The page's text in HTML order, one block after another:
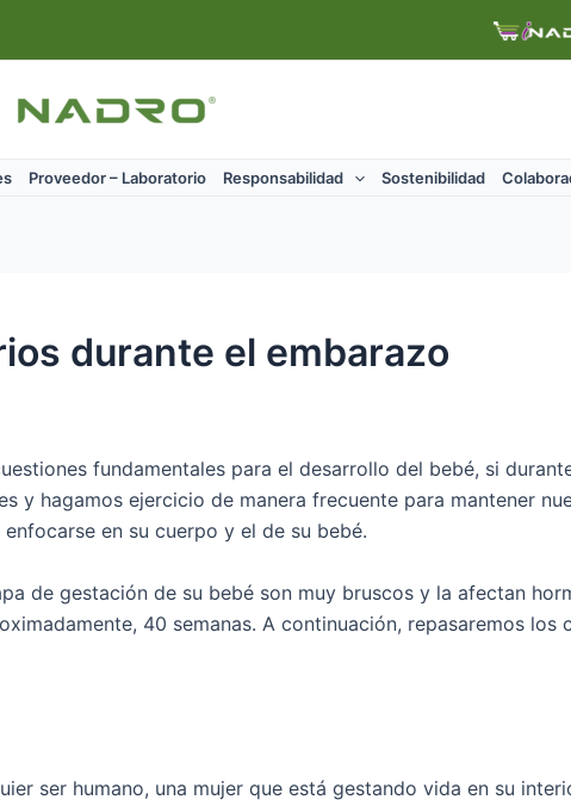
Proveedor – Laboratorio Responsabilidad Sostenibilidad
durante el embarazo
fundamentales para el desarrollo del bebé, si
y hagamos ejercicio de manera frecuente para mantener
en su cuerpo y el de su bebé.
de gestación de su bebé son muy bruscos y la afectan
40 semanas. A continuación, repasaremos los
ser humano, una mujer que está gestando vida en su